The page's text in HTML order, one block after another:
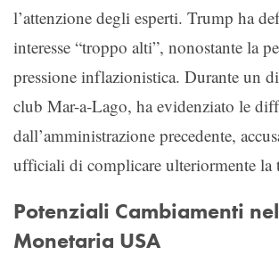
l’attenzione degli esperti. Trump ha
interesse “troppo alti”, nonostante la
pressione inflazionistica. Durante un
club Mar-a-Lago, ha evidenziato le
dall’amministrazione precedente,
ufficiali di complicare ulteriormente la
Potenziali Cambiamenti
Monetaria USA